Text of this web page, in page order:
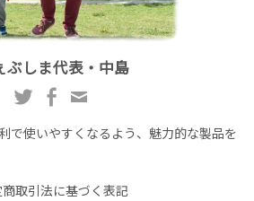
ぶしま代表・中島
で使いやすくなるよう、魅力的な製品を
取引法に基づく表記